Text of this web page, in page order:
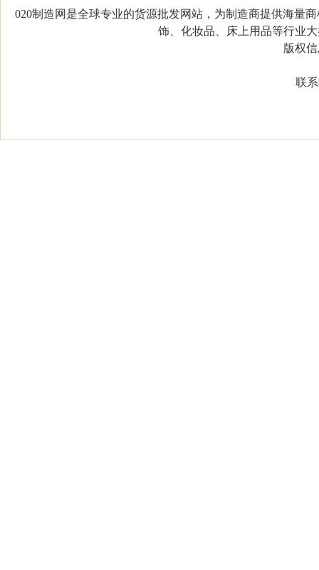
020制造网是全球专业的货源批发网站，为制造商提供海量
饰、化妆品、床上用品等行业
版权信
联